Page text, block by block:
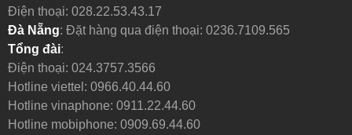
Điện thoại: 028.22.53.43.17
Đà Nẵng: Đặt hàng qua điện thoại: 0236.7109.565
Tổng đài:
Điện thoại: 024.3757.3566
Hotline viettel: 0966.40.44.60
Hotline vinaphone: 0911.22.44.60
Hotline mobiphone: 0909.69.44.60